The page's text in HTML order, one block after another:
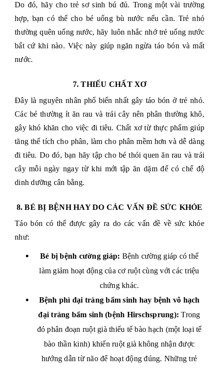
Do đó, hãy cho trẻ sơ sinh bú đủ. Trong một vài trường
hợp, bạn có thể cho bé uống bù nước nếu cần. Trẻ nhỏ
thường quên uống nước, hãy luôn nhắc nhở trẻ uống nước
bất cứ khi nào. Việc này giúp ngăn ngừa táo bón và mất
nước.
7. THIẾU CHẤT XƠ
Đây là nguyên nhân phổ biến nhất gây táo bón ở trẻ nhỏ.
Các bé thường ít ăn rau và trái cây nên phân thường khô,
gây khó khăn cho việc đi tiêu. Chất xơ từ thực phẩm giúp
tăng thể tích cho phân, làm cho phân mềm hơn và dễ dàng
đi tiêu. Do đó, bạn hãy tập cho bé thói quen ăn rau và trái
cây mỗi ngày ngay từ khi mới tập ăn dặm để có chế độ
dinh dưỡng cân bằng.
8. BÉ BỊ BỆNH HAY DO CÁC VẤN ĐỀ SỨC KHỎE
Táo bón có thể được gây ra do các vấn đề về sức khỏe
như:
Bé bị bệnh cường giáp: Bệnh cường giáp có thể
làm giảm hoạt động của cơ ruột cùng với các triệu
chứng khác.
Bệnh phì đại tràng bẩm sinh hay bệnh vô hạch
đại tràng bẩm sinh (bệnh Hirschsprung): Trong
đó phân đoạn ruột già thiếu tế bào hạch (một loại tế
bào thần kinh) khiến ruột già không nhận được
hướng dẫn từ não để hoạt động đúng. Những trẻ